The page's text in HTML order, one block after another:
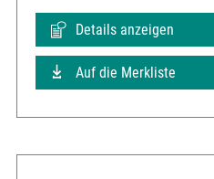
Details anzeigen
Auf die Merkliste